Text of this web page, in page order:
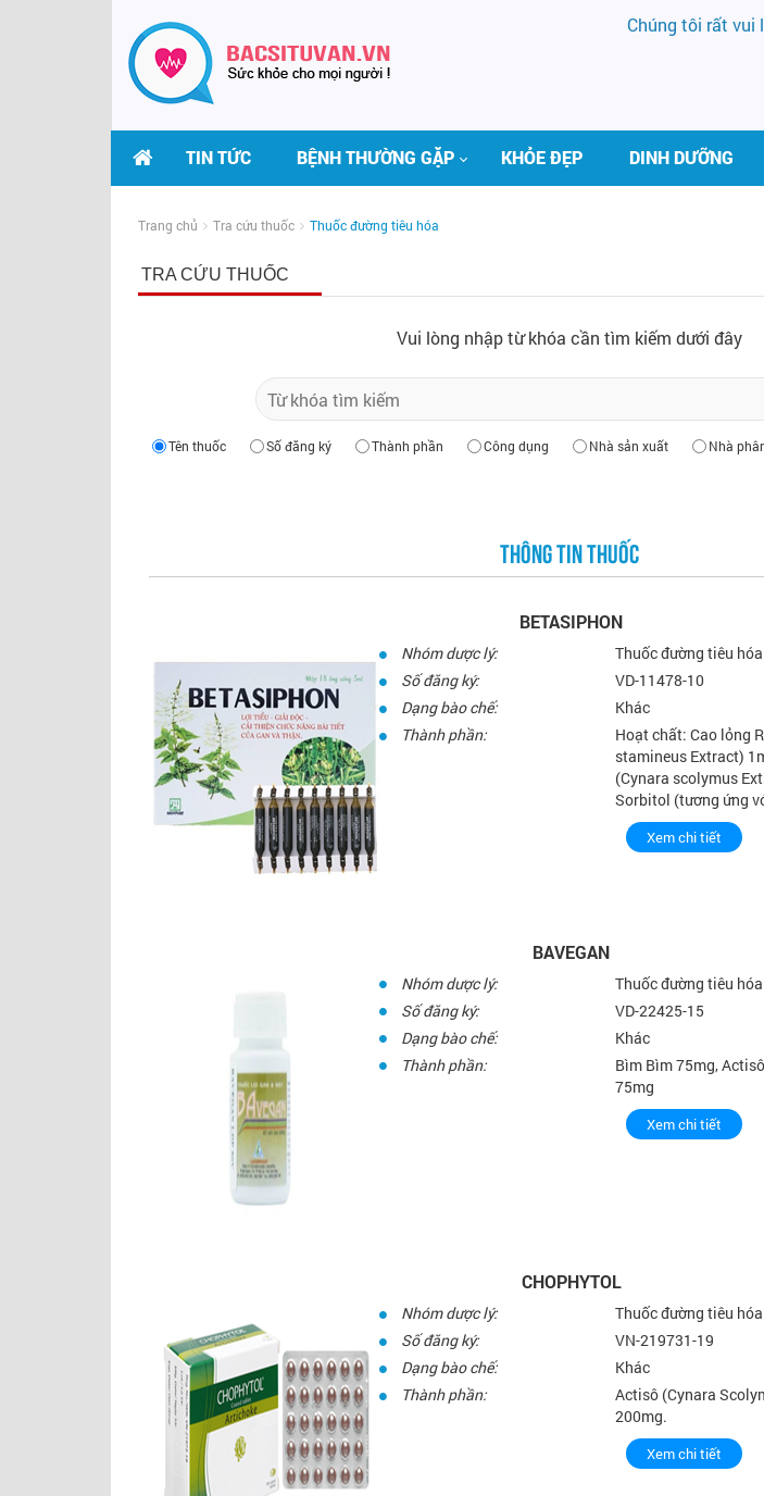
Chúng tôi rất vui
TIN TỨC BỆNH THƯỜNG GẶP KHỎE ĐẸP DINH DƯỠNG
Trang chủ Tra cứu thuốc Thuốc đường tiêu hóa
TRA CỨU THUỐC
Vui lòng nhập từ khóa cần tìm kiếm dưới đây
Tên thuốc Số đăng ký Thành phần Công dụng Nhà sản xuất Nhà
THÔNG TIN THUỐC
BETASIPHON
Nhóm dược lý:
Thuốc đường tiêu hóa
Số đăng ký:
VD-11478-10
Dạng bào chế:
Khác
Thành phần:
Hoạt chất: Cao lỏng
stamineus Extract)
(Cynara scolymus
Sorbitol (tương ứng
Xem chi tiết
BAVEGAN
Nhóm dược lý:
Thuốc đường tiêu hóa
Số đăng ký:
VD-22425-15
Dạng bào chế:
Khác
Thành phần:
Bìm Bìm 75mg,
75mg
Xem chi tiết
CHOPHYTOL
Nhóm dược lý:
Thuốc đường tiêu hóa
Số đăng ký:
VN-219731-19
Dạng bào chế:
Khác
Thành phần:
Actisô (Cynara
200mg.
Xem chi tiết